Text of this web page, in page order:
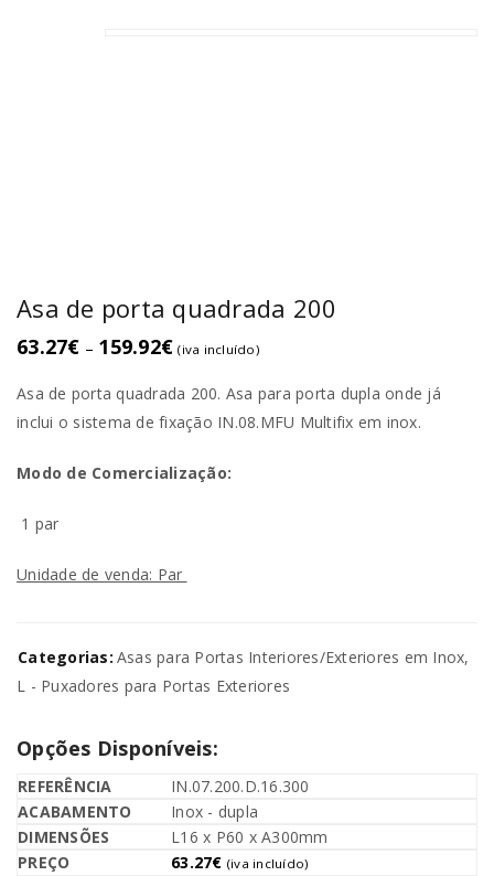
Asa de porta quadrada 200
63.27€ – 159.92€ (iva incluído)
Asa de porta quadrada 200. Asa para porta dupla onde já
inclui­ o sistema de fixação IN.08.MFU Multifix em inox.
Modo de Comercialização:
1 par
Unidade de venda: Par
Categorias: Asas para Portas Interiores/Exteriores em Inox,
L - Puxadores para Portas Exteriores
Opções Disponíveis:
IN.07.200.D.16.300
Inox - dupla
L16 x P60 x A300mm
63.27€ (iva incluído)